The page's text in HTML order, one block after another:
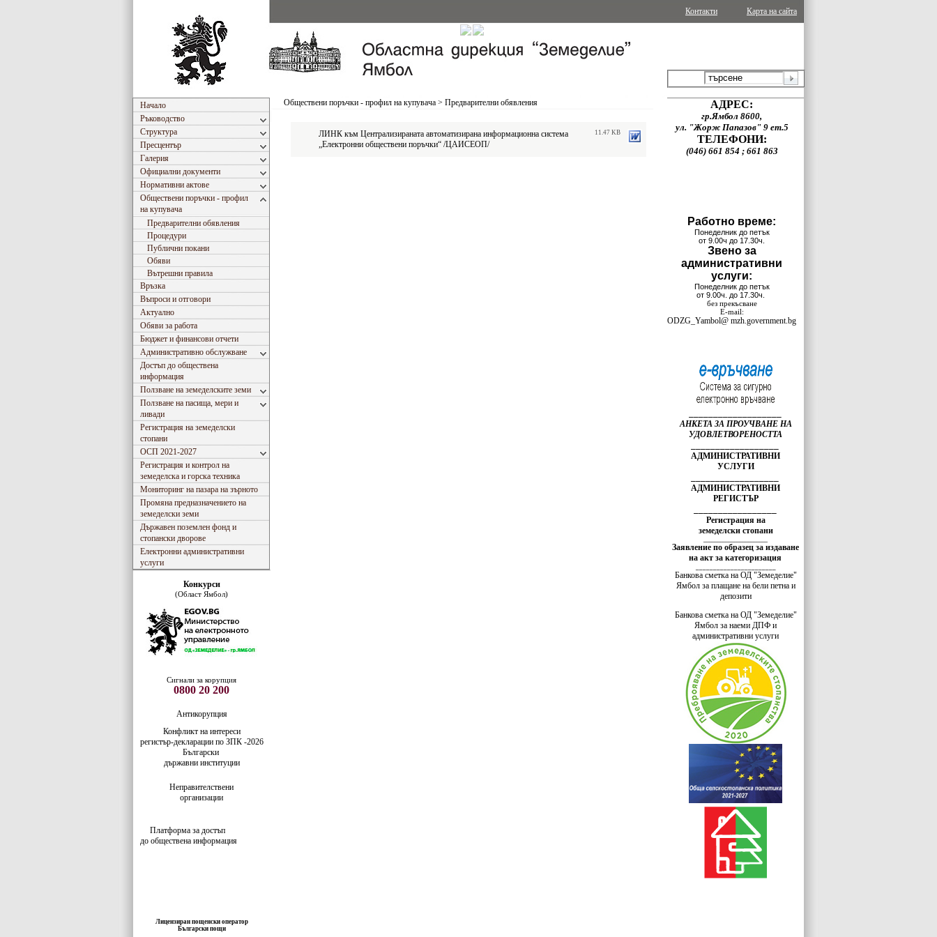
Карта на сайта
Контакти
Начало
Ръководство
Структура
Пресцентър
Галерия
Официални документи
Нормативни актове
Обществени поръчки - профил
на купувача
Предварителни обявления
Процедури
Публични покани
Обяви
Вътрешни правила
Връзка
Въпроси и отговори
Актуално
Обяви за работа
Бюджет и финансови отчети
Административно обслужване
Достъп до обществена
информация
Ползване на земеделските земи
Ползване на пасища, мери и
ливади
Регистрация на земеделски
стопани
ОСП 2021-2027
Регистрация и контрол на
земеделска и горска техника
Мониторинг на пазара на зърното
Промяна предназначението на
земеделски земи
Държавен поземлен фонд и
стопански дворове
Електронни административни
услуги
Конкурси
(Област Ямбол)
Сигнали за корупция
0800 20 200
Антикорупция
Конфликт на интереси
регистър-деклaрации по ЗПК -2026
Български
държавни институции
Неправителствени
организации
Платформа за достъп
до обществена информация
Лицензиран пощенски оператор
Български пощи
Обществени поръчки - профил на купувача > Предварителни обявления
ЛИНК към Централизираната автоматизирана информационна система
„Електронни обществени поръчки“ /ЦАИСЕОП/
11.47 KB
АДРЕС:
гр.Ямбол 8600,
ул. "Жорж Папазов" 9 ет.5
ТЕЛЕФОНИ:
(046) 661 854 ; 661 863
Работно време:
Понеделник до петък
от 9.00ч до 17.30ч.
Звено за
административни
услуги:
Понеделник до петък
от 9.00ч. до 17.30ч.
без прекъсване
E-mail:
ODZG_Yambol@ mzh.government.bg
АНКЕТА ЗА ПРОУЧВАНЕ НА
УДОВЛЕТВОРЕНОСТТА
АДМИНИСТРАТИВНИ
УСЛУГИ
АДМИНИСТРАТИВНИ
РЕГИСТЪР
Регистрация на
земеделски стопани
Заявление по образец за издаване
на акт за категоризация
Банкова сметка на ОД "Земеделие"
Ямбол за плащане на бели петна и
депозити
Банкова сметка на ОД "Земеделие"
Ямбол за наеми ДПФ и
административни услуги